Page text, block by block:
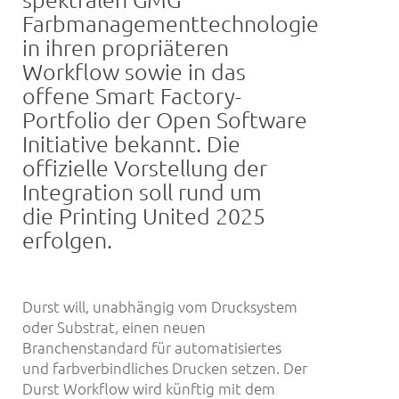
Farbmanagementtechnologie
in ihren propriäteren
Workflow sowie in das
offene Smart Factory-
Portfolio der Open Software
Initiative bekannt. Die
offizielle Vorstellung der
Integration soll rund um
die Printing United 2025
erfolgen.
Durst will, unabhängig vom Drucksystem
oder Substrat, einen neuen
Branchenstandard für automatisiertes
und farbverbindliches Drucken setzen. Der
Durst Workflow wird künftig mit dem